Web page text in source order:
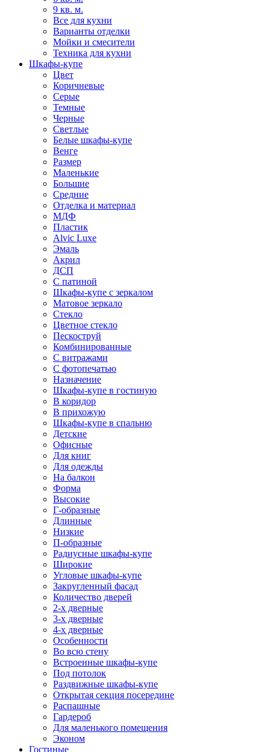
9 кв. м.
Все для кухни
Варианты отделки
Мойки и смесители
Техника для кухни
Шкафы-купе
Цвет
Коричневые
Серые
Темные
Черные
Светлые
Белые шкафы-купе
Венге
Размер
Маленькие
Большие
Средние
Отделка и материал
МДФ
Пластик
Alvic Luxe
Эмаль
Акрил
ДСП
С патиной
Шкафы-купе с зеркалом
Матовое зеркало
Стекло
Цветное стекло
Пескоструй
Комбинированные
С витражами
С фотопечатью
Назначение
Шкафы-купе в гостиную
В коридор
В прихожую
Шкафы-купе в спальню
Детские
Офисные
Для книг
Для одежды
На балкон
Форма
Высокие
Г-образные
Длинные
Низкие
П-образные
Радиусные шкафы-купе
Широкие
Угловые шкафы-купе
Закругленный фасад
Количество дверей
2-х дверные
3-х дверные
4-х дверные
Особенности
Во всю стену
Встроенные шкафы-купе
Под потолок
Раздвижные шкафы-купе
Открытая секция посередине
Распашные
Гардероб
Для маленького помещения
Эконом
Гостиные